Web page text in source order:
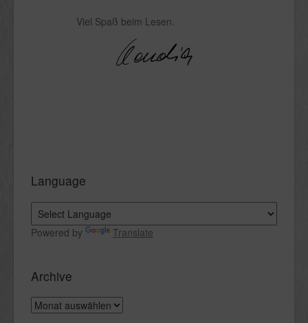
Viel Spaß beim Lesen.
Language
Powered by Translate
Archive
Archive